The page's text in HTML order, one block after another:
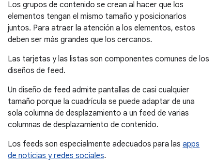
Los grupos de contenido se crean al hacer que los
elementos tengan el mismo tamaño y posicionarlos
juntos. Para atraer la atención a los elementos, estos
deben ser más grandes que los cercanos.
Las tarjetas y las listas son componentes comunes de los
diseños de feed.
Un diseño de feed admite pantallas de casi cualquier
tamaño porque la cuadrícula se puede adaptar de una
sola columna de desplazamiento a un feed de varias
columnas de desplazamiento de contenido.
Los feeds son especialmente adecuados para las apps
de noticias y redes sociales.